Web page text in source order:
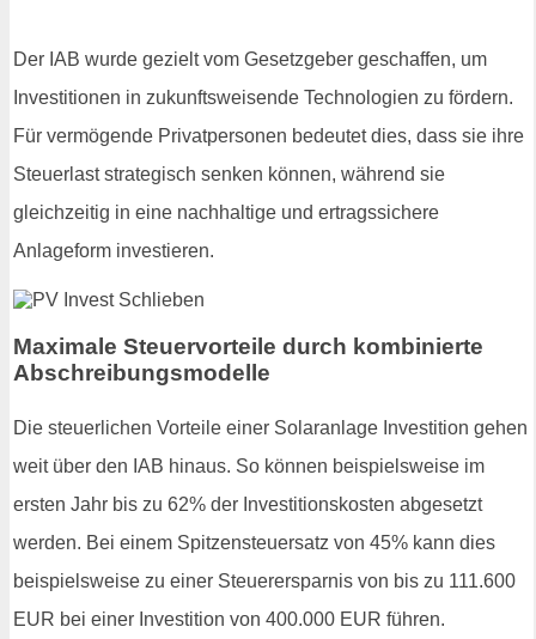
Der IAB wurde gezielt vom Gesetzgeber geschaffen, um
Investitionen in zukunftsweisende Technologien zu fördern.
Für vermögende Privatpersonen bedeutet dies, dass sie ihre
Steuerlast strategisch senken können, während sie
gleichzeitig in eine nachhaltige und ertragssichere
Anlageform investieren.
Maximale Steuervorteile durch kombinierte
Abschreibungsmodelle
Die steuerlichen Vorteile einer Solaranlage Investition gehen
weit über den IAB hinaus. So können beispielsweise im
ersten Jahr bis zu 62% der Investitionskosten abgesetzt
werden. Bei einem Spitzensteuersatz von 45% kann dies
beispielsweise zu einer Steuerersparnis von bis zu 111.600
EUR bei einer Investition von 400.000 EUR führen.